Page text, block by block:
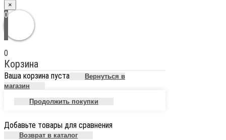
×
0
0
Корзина
Ваша корзина пуста
Вернуться в
магазин
Продолжить покупки
Добавьте товары для сравнения
Возврат в каталог